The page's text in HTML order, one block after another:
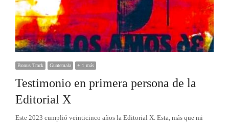
Bonus Track Guatemala + 1 más
Testimonio en primera persona de la
Editorial X
Este 2023 cumplió veinticinco años la Editorial X. Esta, más que mi